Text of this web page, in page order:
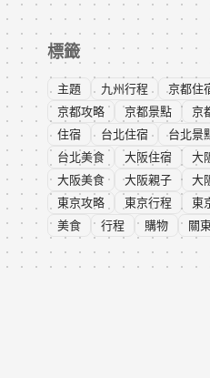
標籤
主題 九州行程 京都住
京都攻略
京都景點 京
住宿
台北住宿 台北景
台北美食
大阪住宿 大
大阪美食
大阪親子 大
東京攻略
東京行程 東
美食
行程 購物 關